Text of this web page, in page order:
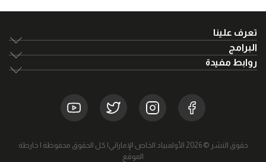
تعرف علينا
البرامج
روابط مفيدة
حقوق النشر © 2026 الأولمبياد الخاص الإماراتي| كل الحقوق محفوظة |
خارطة
الموقع